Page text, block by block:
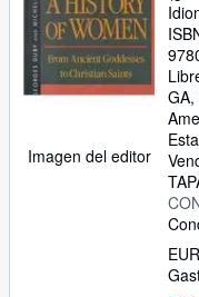
Imagen del editor
GA,